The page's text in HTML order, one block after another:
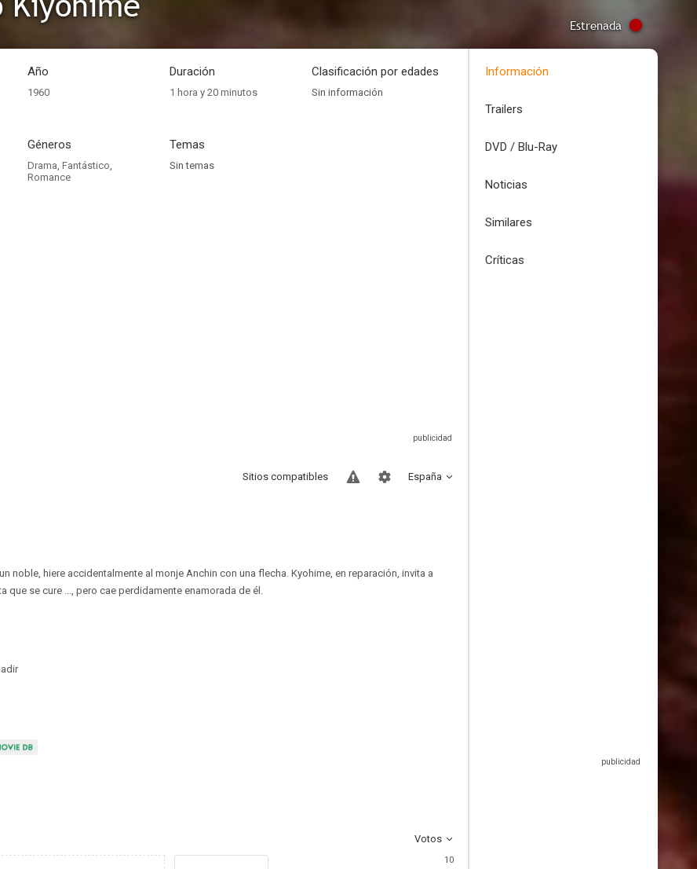
Estrenada
Año
1960
Duración
1 hora y 20 minutos
Clasificación por edades
Sin información
Géneros
Drama, Fantástico,
Romance
Temas
Sin temas
España
Sitios compatibles
noble, hiere accidentalmente al monje Anchin con una flecha. Kyohime, en reparación, invita a
que se cure ..., pero cae perdidamente enamorada de él.
Votos
10
Información
Trailers
DVD / Blu-Ray
Noticias
Similares
Críticas